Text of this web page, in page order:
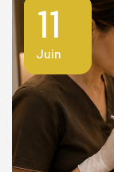
30
Juin
27
Juin
23
Juin
19
Juin
11
Juin